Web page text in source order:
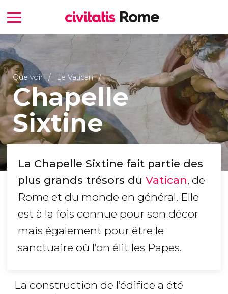
Que voir Le Vatican
Chapelle
Sixtine
La Chapelle Sixtine fait partie des
plus grands trésors du Vatican, de
Rome et du monde en général. Elle
est à la fois connue pour son décor
mais également pour être le
sanctuaire où l’on élit les Papes.
La construction de l’édifice a été